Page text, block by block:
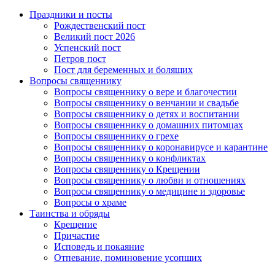
Праздники и посты
Рождественский пост
Великий пост 2026
Успенский пост
Петров пост
Пост для беременных и болящих
Вопросы священнику
Вопросы священнику о вере и благочестии
Вопросы священнику о венчании и свадьбе
Вопросы священнику о детях и воспитании
Вопросы священнику о домашних питомцах
Вопросы священнику о грехе
Вопросы священнику о коронавирусе и карантине
Вопросы священнику о конфликтах
Вопросы священнику о Крещении
Вопросы священнику о любви и отношениях
Вопросы священнику о медицине и здоровье
Вопросы о храме
Таинства и обряды
Крещение
Причастие
Исповедь и покаяние
Отпевание, поминовение усопших